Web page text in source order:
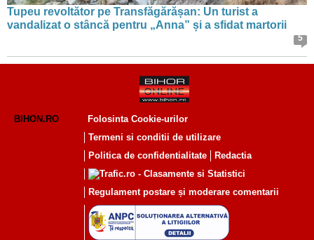
Tupeu revoltător pe Transfăgărășan: Un turist a
vandalizat o stâncă pentru „Anna” și a sfidat martorii
5
BIHON.RO
Folosinta Cookie-urilor
Termeni si conditii de utilizare
Politica de confidentialitate
Redactia
Regulament postare și moderare comentarii